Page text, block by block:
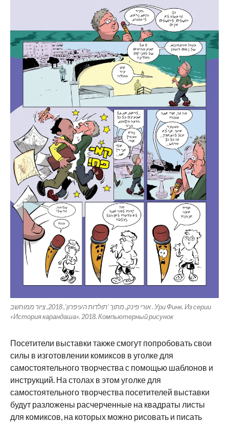
אורי פינק, מתוך ‘תולדות העיפרון’, 2018, ציור ממוחשב . Ури Финк. Из серии
«История карандаша». 2018. Компьютерный рисунок
Посетители выставки также смогут попробовать свои
силы в изготовлении комиксов в уголке для
самостоятельного творчества с помощью шаблонов и
инструкций. На столах в этом уголке для
самостоятельного творчества посетителей выставки
будут разложены расчерченные на квадраты листы
для комиксов, на которых можно рисовать и писать